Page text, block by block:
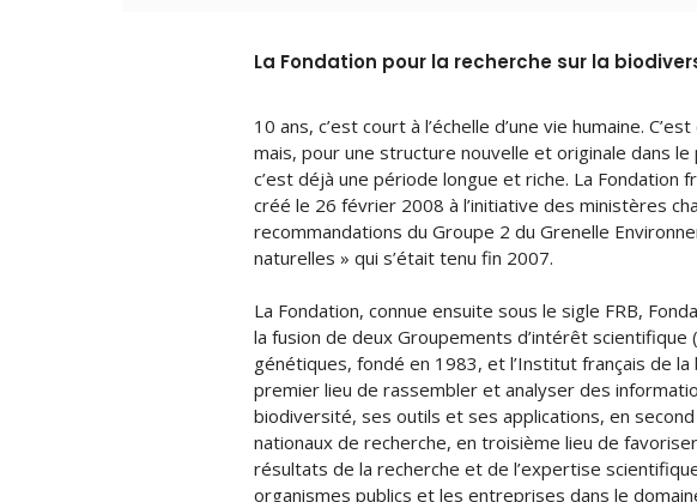
La Fondation pour la recherche sur la
10 ans, c’est court à l’échelle d’une vie humaine.
mais, pour une structure nouvelle et originale dans
c’est déjà une période longue et riche. La
créé le 26 février 2008 à l’initiative des ministères
recommandations du Groupe 2 du Grenelle
naturelles » qui s’était tenu fin 2007.
La Fondation, connue ensuite sous le sigle FRB,
la fusion de deux Groupements d’intérêt
génétiques, fondé en 1983, et l’Institut français de
premier lieu de rassembler et analyser des
biodiversité, ses outils et ses applications, en
nationaux de recherche, en troisième lieu de
résultats de la recherche et de l’expertise
organismes publics et les entreprises dans le